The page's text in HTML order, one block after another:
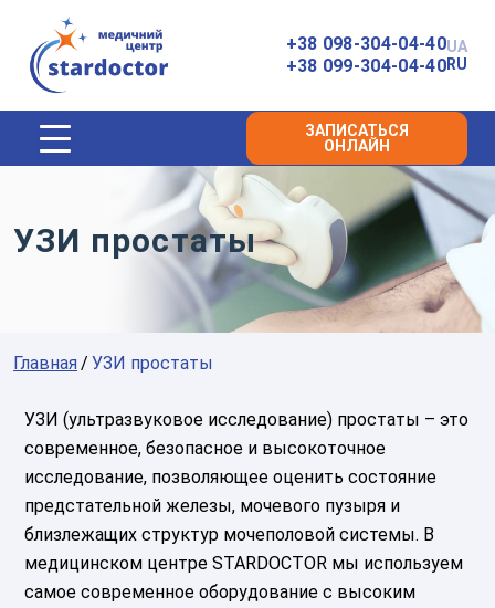
Главная
+38 098-304-04-40
+38 099-304-04-40
UA
RU
ЗАПИСАТЬСЯ
ОНЛАЙН
УЗИ простаты
Главная УЗИ простаты
УЗИ (ультразвуковое исследование) простаты – это
современное, безопасное и высокоточное
исследование, позволяющее оценить состояние
предстательной железы, мочевого пузыря и
близлежащих структур мочеполовой системы. В
медицинском центре STARDOCTOR мы используем
самое современное оборудование с высоким